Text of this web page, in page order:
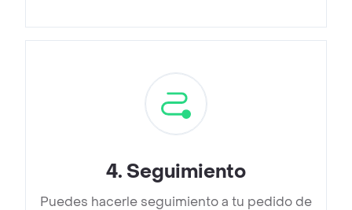
4. Seguimiento
Puedes hacerle seguimiento a tu pedido de